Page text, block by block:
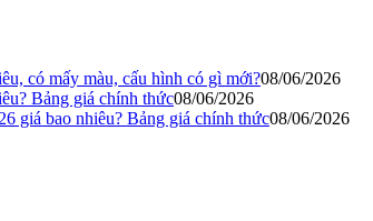
có mấy màu, cấu hình có gì mới?08/06/2026
Bảng giá chính thức08/06/2026
giá bao nhiêu? Bảng giá chính thức08/06/2026